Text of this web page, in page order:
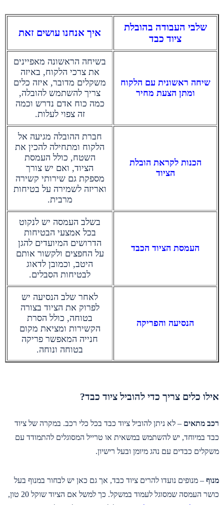
שלבי העבודה בהובלת
ציוד כבד
איך אנחנו עושים זאת
שיחה ראשונית עם הלקוח
ומתן הצעת מחיר
בשיחה הראשונה מאפיינים
את צרכי הלקוח, באיזה
משקלים מדובר, איזה כלים
צריך להשתמש להובלה,
כמה כוח אדם נדרש וכמה
זה צפוי לעלות.
הכנות לקראת הובלת
הציוד
חברת ההובלה מגיעה אל
הלקוח ומתחילה להכין את
השטח, כולל העמסת
הציוד, ואם יש צורך
מספקת גם שירותי קשירה
ואריזה לשמירה על בטיחות
מרבית.
העמסת הציוד הכבד
בשלב העמסה יש לנקוט
בכל אמצעי הבטיחות
הדרושים המיועדים להגן
על החפצים ולקשור אותם
היטב, וכמובן לדאוג
לבטיחות הסבלים.
הנסיעה והפריקה
לאחר שלב הנסיעה יש
לפרוק את הציוד בצורה
בטוחה, כולל הסרת
הקשירות ומציאת מקום
חנייה המאפשר פריקה
בטוחה ונוחה.
אילו כלים צריך כדי להוביל ציוד כבד?
רכב מתאים – לא ניתן להוביל ציוד כבד בכל כלי רכב. במקרה של ציוד
כבד במיוחד, יש להשתמש במשאית או טרייל המסוגלים להתמודד עם
משקלים כבדים עם נהג מיומן ובעל רישיון.
מנוף – מנופים נועדו להרים ציוד כבד, אך גם כאן יש לבחור במנוף בעל
כושר העמסה שמסוגל לעמוד במשקל. כך למשל אם הציוד שוקל 20 טון,